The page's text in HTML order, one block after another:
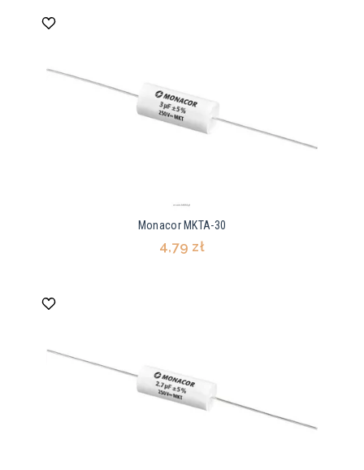
Monacor MKTA-30
4,79 zł